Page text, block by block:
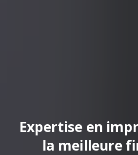
Expertise en
la meilleure